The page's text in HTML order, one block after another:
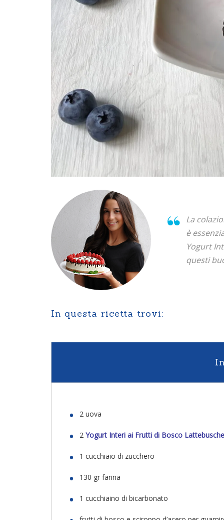
La
è
Yogurt
questi
In questa ricetta trovi:
2 uova
2 Yogurt Interi ai Frutti di Bosco Lattebusche
1 cucchiaio di zucchero
130 gr farina
1 cucchiaino di bicarbonato